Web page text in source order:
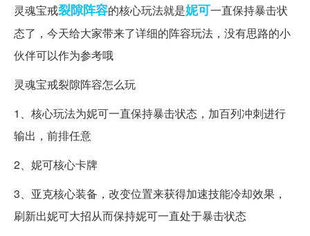
灵魂宝戒裂隙阵容的核心玩法就是妮可一直保持暴击状
态了，今天给大家带来了详细的阵容玩法，没有思路的小
伙伴可以作为参考哦
灵魂宝戒裂隙阵容怎么玩
1、核心玩法为妮可一直保持暴击状态，加百列冲刺进行
输出，前排任意
2、妮可核心卡牌
3、亚克核心装备，改变位置来获得加速技能冷却效果，
刷新出妮可大招从而保持妮可一直处于暴击状态